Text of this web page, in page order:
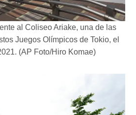
al Coliseo Ariake, una de las
Juegos Olímpicos de Tokio, el
(AP Foto/Hiro Komae)